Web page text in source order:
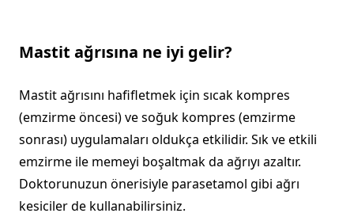
Mastit ağrısına ne iyi gelir?
Mastit ağrısını hafifletmek için sıcak kompres
(emzirme öncesi) ve soğuk kompres (emzirme
sonrası) uygulamaları oldukça etkilidir. Sık ve etkili
emzirme ile memeyi boşaltmak da ağrıyı azaltır.
Doktorunuzun önerisiyle parasetamol gibi ağrı
kesiciler de kullanabilirsiniz.